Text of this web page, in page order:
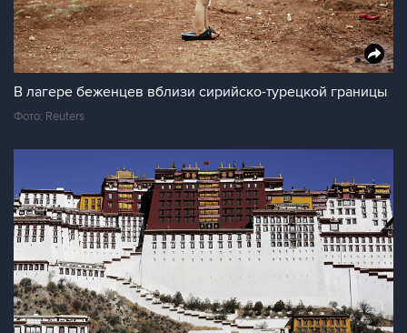
В лагере беженцев вблизи сирийско-турецкой границы
Фото: Reuters